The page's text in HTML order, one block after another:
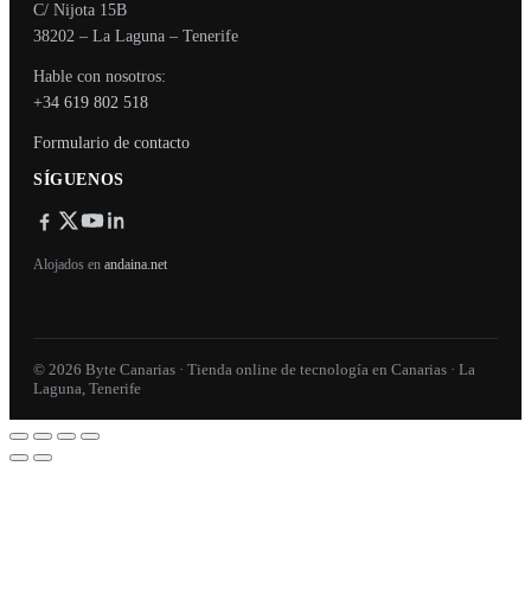
C/ Nijota 15B
38202 – La Laguna – Tenerife
Hable con nosotros:
+34 619 802 518
Formulario de contacto
SÍGUENOS
Alojados en andaina.net
© 2026 Byte Canarias · Tienda online de tecnología en Canarias · La
Laguna, Tenerife